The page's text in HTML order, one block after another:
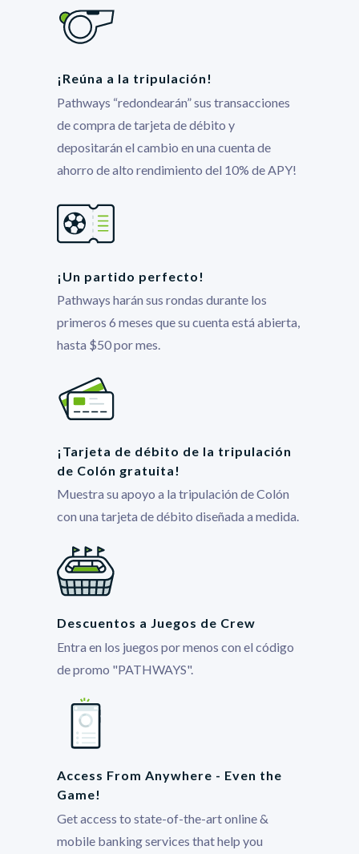
¡Reúna a la tripulación!
Pathways “redondearán” sus transacciones
de compra de tarjeta de débito y
depositarán el cambio en una cuenta de
ahorro de alto rendimiento del 10% de APY!
¡Un partido perfecto!
Pathways harán sus rondas durante los
primeros 6 meses que su cuenta está abierta,
hasta $50 por mes.
¡Tarjeta de débito de la tripulación
de Colón gratuita!
Muestra su apoyo a la tripulación de Colón
con una tarjeta de débito diseñada a medida.
Descuentos a Juegos de Crew
Entra en los juegos por menos con el código
de promo "PATHWAYS".
Access From Anywhere - Even the
Game!
Get access to state-of-the-art online &
mobile banking services that help you